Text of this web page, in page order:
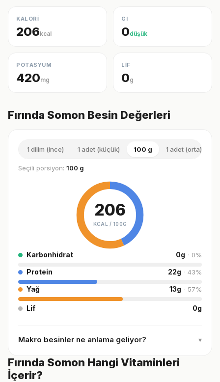
KALORİ
206kcal
GI
0düşük
POTASYUM
420mg
LİF
0g
Fırında Somon Besin Değerleri
1 dilim (ince) 1 adet (küçük) 100 g 1 adet (orta)
Seçili porsiyon: 100 g
206
KCAL / 100G
Karbonhidrat 0g · 0%
Protein 22g · 43%
Yağ 13g · 57%
Lif 0g
Makro besinler ne anlama geliyor? ▾
Fırında Somon Hangi Vitaminleri
İçerir?